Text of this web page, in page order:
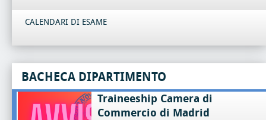
CALENDARI DI ESAME
BACHECA DIPARTIMENTO
Traineeship Camera di
Commercio di Madrid